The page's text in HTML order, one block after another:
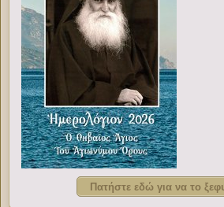
Πατήστε εδώ για να το